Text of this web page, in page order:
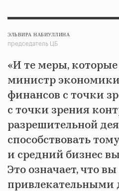
ЭЛЬВИРА НАБИУЛЛИНА
председатель ЦБ
«И те меры,
министр
финансов с точки
с точки зрения
разрешительной
способствовать
и средний бизнес
Это означает, что
привлекательными